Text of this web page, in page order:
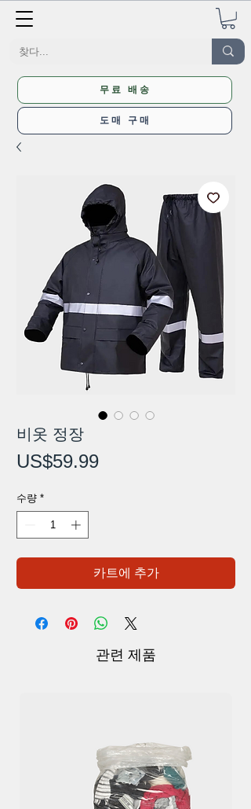
무료 배송
도매 구매
비옷 정장
US$59.99가
수량 *
카트에 추가
관련 제품